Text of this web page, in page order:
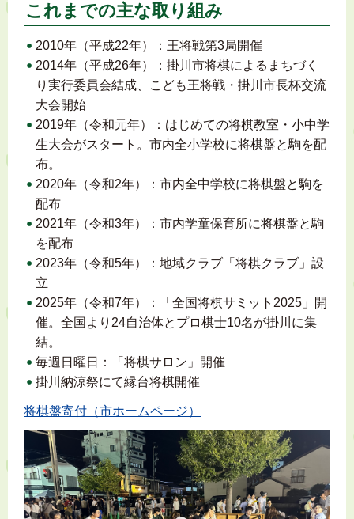
これまでの主な取り組み
2010年（平成22年）：王将戦第3局開催
2014年（平成26年）：掛川市将棋によるまちづく
り実行委員会結成、こども王将戦・掛川市長杯交流
大会開始
2019年（令和元年）：はじめての将棋教室・小中学
生大会がスタート。市内全小学校に将棋盤と駒を配
布。
2020年（令和2年）：市内全中学校に将棋盤と駒を
配布
2021年（令和3年）：市内学童保育所に将棋盤と駒
を配布
2023年（令和5年）：地域クラブ「将棋クラブ」設
立
2025年（令和7年）：「全国将棋サミット2025」開
催。全国より24自治体とプロ棋士10名が掛川に集
結。
毎週日曜日：「将棋サロン」開催
掛川納涼祭にて縁台将棋開催
将棋盤寄付（市ホームページ）